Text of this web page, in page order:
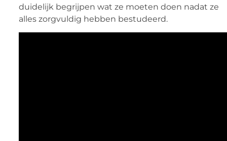
duidelijk begrijpen wat ze moeten doen nadat ze
alles zorgvuldig hebben bestudeerd.